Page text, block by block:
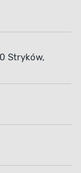
Stryków,